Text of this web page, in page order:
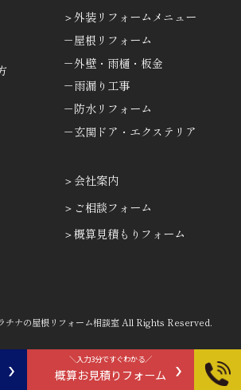
外装リフォームメニュー
－屋根リフォーム
－外壁・雨樋・板金
－雨漏り工事
－防水リフォーム
－玄関ドア・エクステリア
会社案内
ご相談フォーム
概算見積もりフォーム
チナの屋根リフォーム相談室 All Rights Reserved.
＼入力3分ですぐわかる／
概算お見積りフォーム